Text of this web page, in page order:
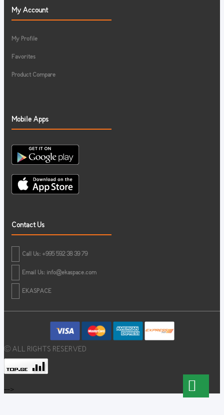
My Account
My Profile
Favorites
Product Compare
Mobile Apps
Contact Us
Call Us: +995 592 38 39 79
Email Us: info@ekaspace.com
EKASPACE
© ALL RIGHTS RESERVED
-->